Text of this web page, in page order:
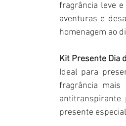
fragrância leve
aventuras e
homenagem ao
Kit Presente Dia
Ideal para
fragrância
presente